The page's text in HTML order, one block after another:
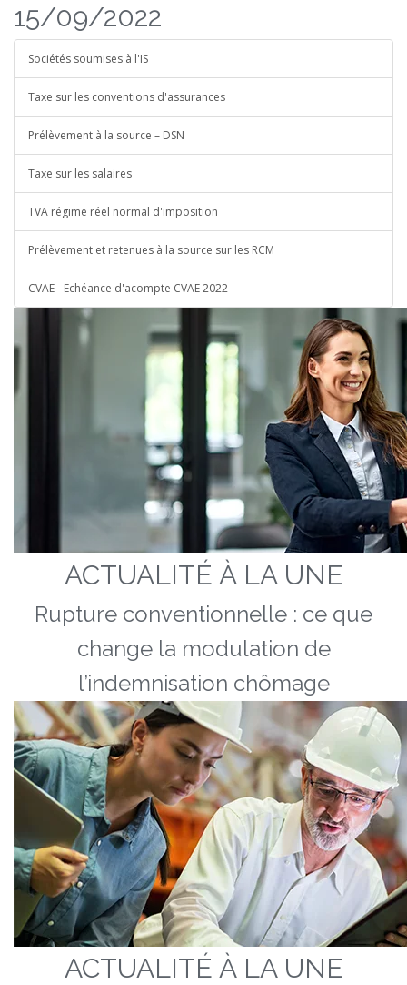
15/09/2022
Sociétés soumises à l'IS
Taxe sur les conventions d'assurances
Prélèvement à la source – DSN
Taxe sur les salaires
TVA régime réel normal d'imposition
Prélèvement et retenues à la source sur les RCM
CVAE - Echéance d'acompte CVAE 2022
ACTUALITÉ À LA UNE
Rupture conventionnelle : ce que
change la modulation de
l’indemnisation chômage
ACTUALITÉ À LA UNE